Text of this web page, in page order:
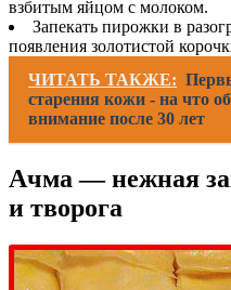
взбитым яйцом с молоком.
Запекать пирожки в
появления золотистой
ЧИТАТЬ ТАКЖЕ:
старения кожи - на что
внимание после 30 лет
Ачма — нежная
и творога